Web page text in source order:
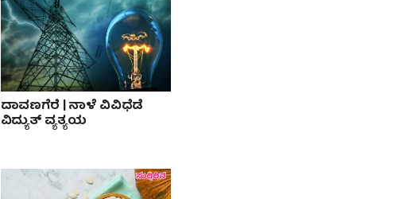
ದಾವಣಗೆರೆ | ನಾಳೆ ವಿವಿಧೆಡೆ
ವಿದ್ಯುತ್ ವ್ಯತ್ಯಯ